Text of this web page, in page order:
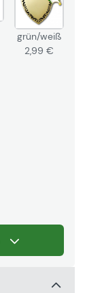
grün/weiß
2,99 €